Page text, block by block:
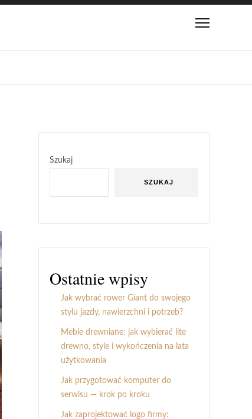
Szukaj
SZUKAJ
Ostatnie wpisy
Jak wybrać rower Giant do swojego
stylu jazdy, nawierzchni i potrzeb?
Meble drewniane: jak wybierać lite
drewno, style i wykończenia na lata
użytkowania
Jak przygotować komputer do
serwisu — krok po kroku
Jak zaprojektować logo firmy: